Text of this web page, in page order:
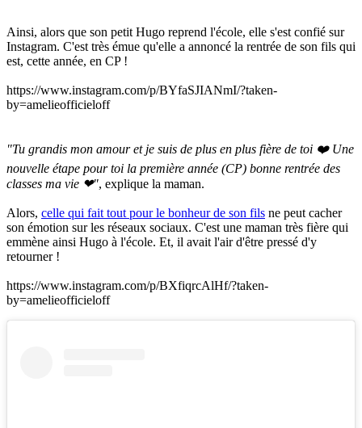
Ainsi, alors que son petit Hugo reprend l'école, elle s'est confié sur
Instagram. C'est très émue qu'elle a annoncé la rentrée de son fils qui
est, cette année, en CP !
https://www.instagram.com/p/BYfaSJIANmI/?taken-
by=amelieofficieloff
"Tu grandis mon amour et je suis de plus en plus fière de toi ❤️ Une
nouvelle étape pour toi la première année (CP) bonne rentrée des
classes ma vie ❤", explique la maman.
Alors, celle qui fait tout pour le bonheur de son fils ne peut cacher
son émotion sur les réseaux sociaux. C'est une maman très fière qui
emmène ainsi Hugo à l'école. Et, il avait l'air d'être pressé d'y
retourner !
https://www.instagram.com/p/BXfiqrcAlHf/?taken-
by=amelieofficieloff